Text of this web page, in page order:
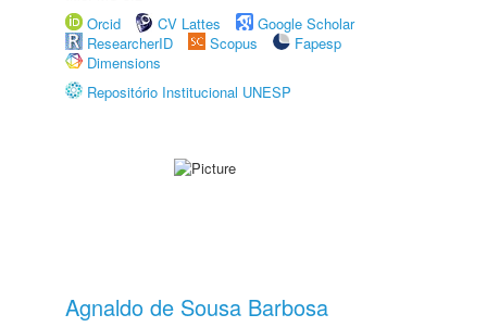
Orcid
CV Lattes
Google Scholar
ResearcherID
Scopus
Fapesp
Dimensions
Repositório Institucional UNESP
Agnaldo de Sousa Barbosa